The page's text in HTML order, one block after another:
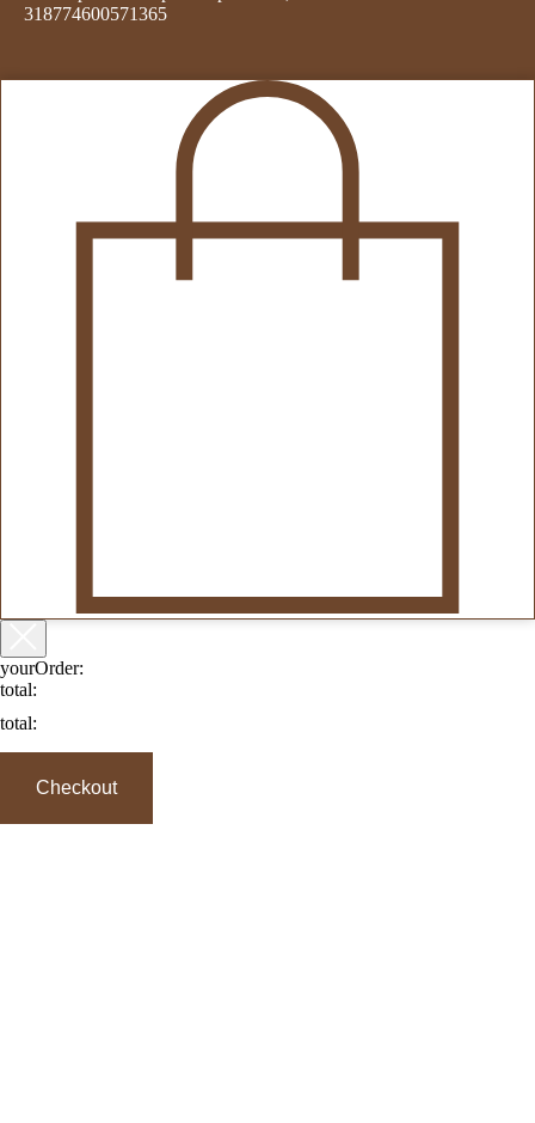
318774600571365
yourOrder:
total:
total:
Checkout